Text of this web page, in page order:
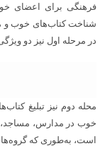
فرهنگی برای اعضای
شناخت کتاب‌های خوب و
در مرحله اول نیز دو
محله دوم نیز تبلیغ
خوب در مدارس، مساجد،
است، به‌طوری که